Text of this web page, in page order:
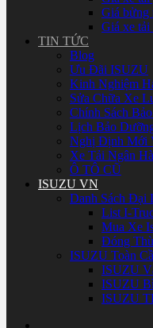
Giá bửng
Giá xe tải
TIN TỨC
Blog
Ưu Đãi ISUZU
Kinh Nghiệm
Sửa Chữa Xe
Chính Sách
Lịch Bảo
Nghị Định Mới
Xe Tải Ngân
Ô TÔ CŨ
ISUZU VN
Danh Sách Đại
List I-
Mua Xe
Đóng
ISUZU Toàn
ISUZU
ISUZU
ISUZU